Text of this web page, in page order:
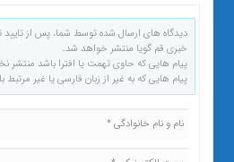
دیدگاه های ارسال شده توسط شما، پس از
خبری قم گویا منتشر خواهد شد.
پیام هایی که حاوی تهمت یا افترا باشد منتشر
پیام هایی که به غیر از زبان فارسی یا غیر